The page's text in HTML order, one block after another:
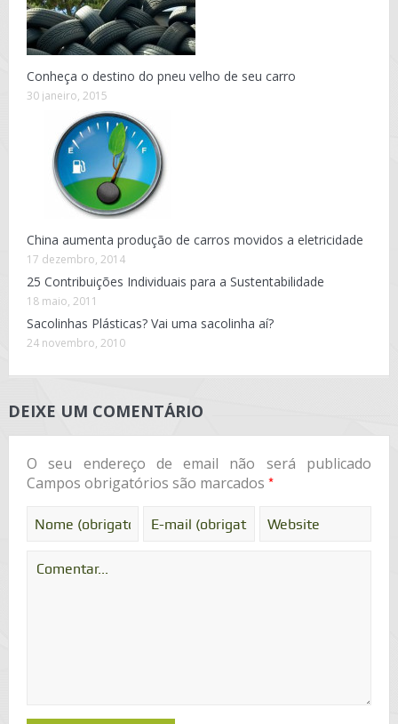
Conheça o destino do pneu velho de seu carro
30 janeiro, 2015
China aumenta produção de carros movidos a eletricidade
17 dezembro, 2014
25 Contribuições Individuais para a Sustentabilidade
18 maio, 2011
Sacolinhas Plásticas? Vai uma sacolinha aí?
24 novembro, 2010
DEIXE UM COMENTÁRIO
O seu endereço de email não será publicado
Campos obrigatórios são marcados *